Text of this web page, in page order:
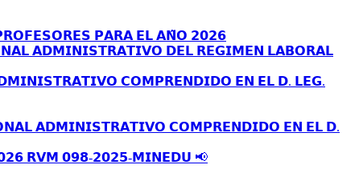
𝗣𝗔𝗥𝗔 𝗘𝗟 𝗔𝗡̃𝗢 𝟮𝟬𝟮𝟲
𝗔𝗗𝗠𝗜𝗡𝗜𝗦𝗧𝗥𝗔𝗧𝗜𝗩𝗢 𝗗𝗘𝗟 𝗥𝗘𝗚𝗜𝗠𝗘𝗡 𝗟𝗔𝗕𝗢𝗥𝗔𝗟
𝗖𝗢𝗠𝗣𝗥𝗘𝗡𝗗𝗜𝗗𝗢 𝗘𝗡 𝗘𝗟 𝗗. 𝗟𝗘𝗚.
𝗔𝗗𝗠𝗜𝗡𝗜𝗦𝗧𝗥𝗔𝗧𝗜𝗩𝗢 𝗖𝗢𝗠𝗣𝗥𝗘𝗡𝗗𝗜𝗗𝗢 𝗘𝗡 𝗘𝗟 𝗗.
𝗥𝗩𝗠 𝟬𝟵𝟴-𝟮𝟬𝟮𝟱-𝗠𝗜𝗡𝗘𝗗𝗨 📢